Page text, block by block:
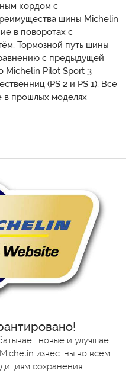
кордом с
шины Michelin
в поворотах с
Тормозной путь шины
с предыдущей
Michelin Pilot Sport 3
(PS 2 и PS 1). Все
в прошлых моделях
новые и улучшает
известны во всем
сохранения